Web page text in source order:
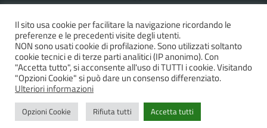
Tel. 0522 571011 – Fax 0522 571030
Cod. Fisc. e P.IVA 01925120352
PEC:asp.re@pcert.postecert.it
E-mail:info@asp.re.it
Accessibilità|Privacy policy| Informativa cookies
Statistiche
Il sito usa cookie per facilitare la navigazione ricordando le
preferenze e le precedenti visite degli utenti.
NON sono usati cookie di profilazione. Sono utilizzati soltanto
cookie tecnici e di terze parti analitici (IP anonimo). Con
"Accetta tutto", si acconsente all'uso di TUTTI i cookie. Visitando
"Opzioni Cookie" si può dare un consenso differenziato.
Ulteriori informazioni
Opzioni Cookie Rifiuta tutti Accetta tutti